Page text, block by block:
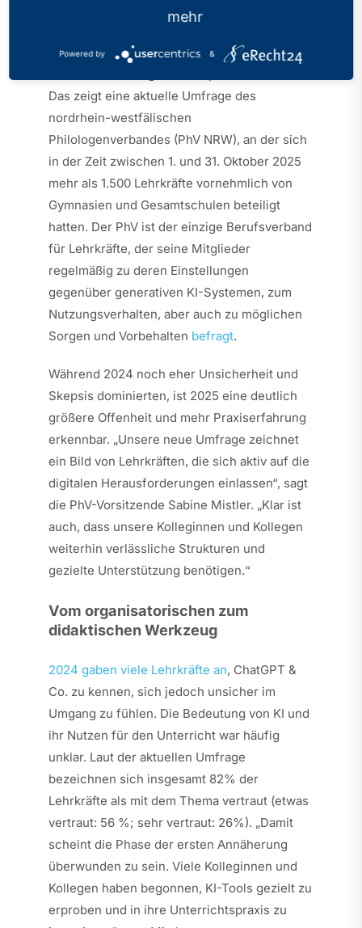
Düsseldorf, 11. November 2025
Lehrerinnen und Lehrer gegenüber
Das zeigt eine aktuelle Umfrage des
nordrhein-westfälischen
Philologenverbandes (PhV NRW), an der sich
in der Zeit zwischen 1. und 31. Oktober 2025
mehr als 1.500 Lehrkräfte vornehmlich von
Gymnasien und Gesamtschulen beteiligt
hatten. Der PhV ist der einzige Berufsverband
für Lehrkräfte, der seine Mitglieder
regelmäßig zu deren Einstellungen
gegenüber generativen KI-Systemen, zum
Nutzungsverhalten, aber auch zu möglichen
Sorgen und Vorbehalten befragt.
Während 2024 noch eher Unsicherheit und
Skepsis dominierten, ist 2025 eine deutlich
größere Offenheit und mehr Praxiserfahrung
erkennbar. „Unsere neue Umfrage zeichnet
ein Bild von Lehrkräften, die sich aktiv auf die
digitalen Herausforderungen einlassen“, sagt
die PhV-Vorsitzende Sabine Mistler. „Klar ist
auch, dass unsere Kolleginnen und Kollegen
weiterhin verlässliche Strukturen und
gezielte Unterstützung benötigen.“
Vom organisatorischen zum
didaktischen Werkzeug
2024 gaben viele Lehrkräfte an, ChatGPT &
Co. zu kennen, sich jedoch unsicher im
Umgang zu fühlen. Die Bedeutung von KI und
ihr Nutzen für den Unterricht war häufig
unklar. Laut der aktuellen Umfrage
bezeichnen sich insgesamt 82% der
Lehrkräfte als mit dem Thema vertraut (etwas
vertraut: 56 %; sehr vertraut: 26%). „Damit
scheint die Phase der ersten Annäherung
überwunden zu sein. Viele Kolleginnen und
Kollegen haben begonnen, KI-Tools gezielt zu
erproben und in ihre Unterrichtspraxis zu
mehr
Powered by &